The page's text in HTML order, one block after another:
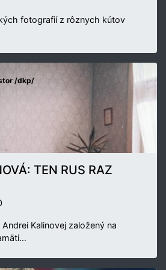
fotografií z rôznych kútov
/dkp/
TEN RUS RAZ
Kalinovej založený na